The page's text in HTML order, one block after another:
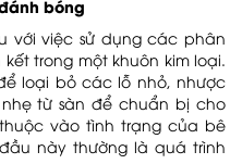
bóng
với việc sử dụng các phân
trong một khuôn kim loại.
loại bỏ các lỗ nhỏ, nhược
từ sàn để chuẩn bị cho
vào tình trạng của bê
này thường là quá trình